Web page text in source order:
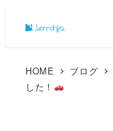
HOME ブログ
した！